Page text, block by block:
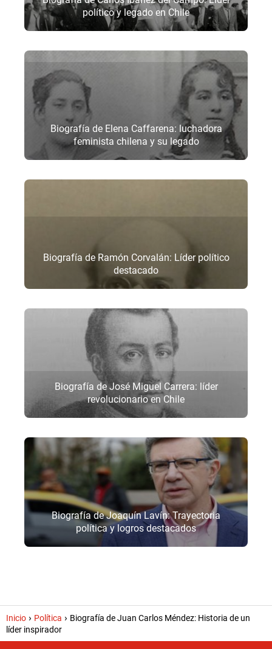
político y legado en Chile
Biografía de Elena Caffarena: luchadora
feminista chilena y su legado
Biografía de Ramón Corvalán: Líder político
destacado
Biografía de José Miguel Carrera: líder
revolucionario en Chile
Biografía de Joaquín Lavín: Trayectoria
política y logros destacados
Inicio Política
Biografía de Juan Carlos Méndez: Historia de un
líder inspirador